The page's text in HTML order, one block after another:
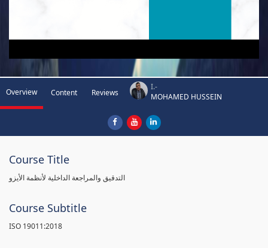
Overview Content Reviews
I.-
MOHAMED HUSSEIN
Course Title
التدقيق والمراجعة الداخلية لأنظمة الأيزو
Course Subtitle
ISO 19011:2018